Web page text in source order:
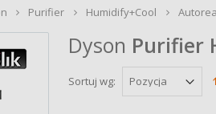
Purifier Humidify+Cool
Dyson Purifier
Sortuj wg: